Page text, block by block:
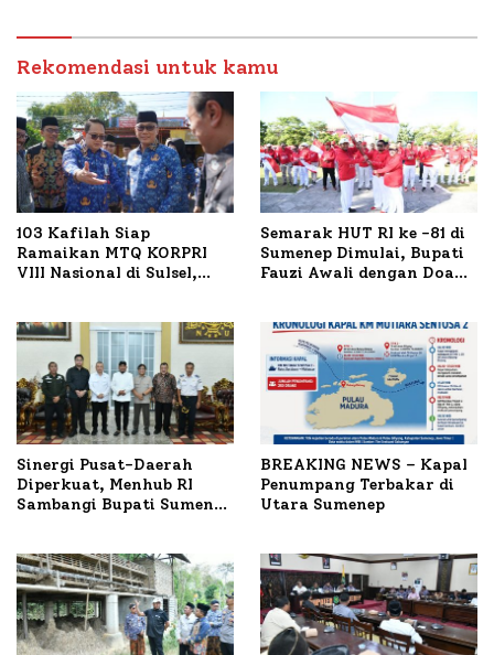
Petelur di Desa Bataal
Timur
Rekomendasi untuk kamu
103 Kafilah Siap
Ramaikan MTQ KORPRI
VIII Nasional di Sulsel,
Semarak HUT RI ke -81 di
Sumenep Dimulai, Bupati
Fauzi Awali dengan Doa
Sinergi Pusat-Daerah
Diperkuat, Menhub RI
Sambangi Bupati Sumenep
BREAKING NEWS – Kapal
Penumpang Terbakar di
Utara Sumenep